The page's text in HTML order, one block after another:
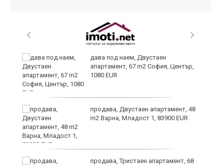
дава под наем, Двустаен
апартамент, 67 m2 София, Център,
1080 EUR
продава, Двустаен апартамент, 48
m2 Варна, Младост 1, 83900 EUR
продава, Тристаен апартамент, 68